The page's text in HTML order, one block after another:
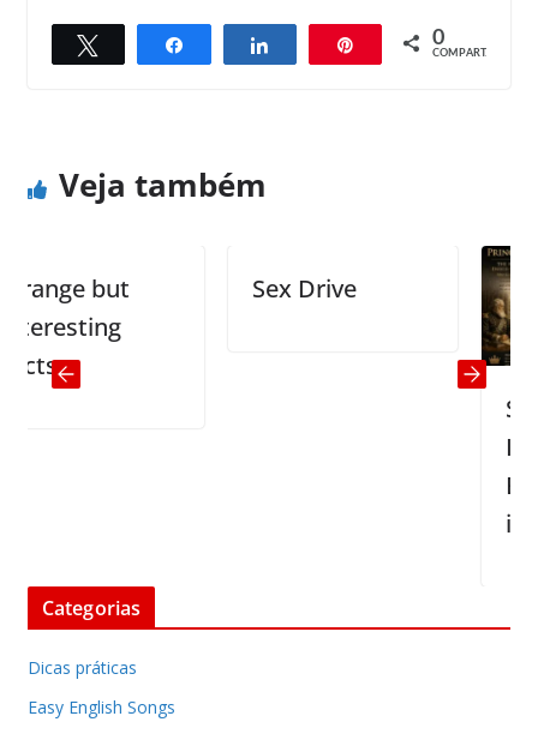
Compartilhar Compartilhar 0
COMPART.
← Previous
Next →
Veja também
but
Sex Drive
Story
End
in
Categorias
Dicas práticas
Easy English Songs